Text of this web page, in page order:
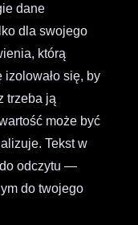
dane
dla swojego
którą
się, by
trzeba ją
może być
Tekst w
odczytu —
do twojego